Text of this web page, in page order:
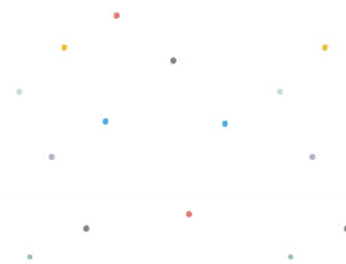
Baca selengkapnya